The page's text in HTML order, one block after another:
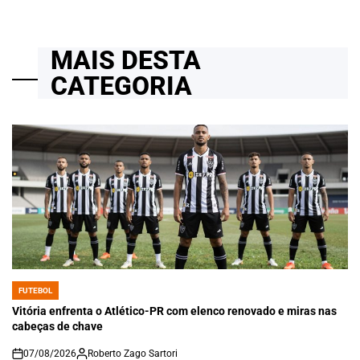
MAIS DESTA
CATEGORIA
POSTED
IN
FUTEBOL
Vitória enfrenta o Atlético-PR com elenco renovado e miras nas
cabeças de chave
07/08/2026 Roberto Zago Sartori